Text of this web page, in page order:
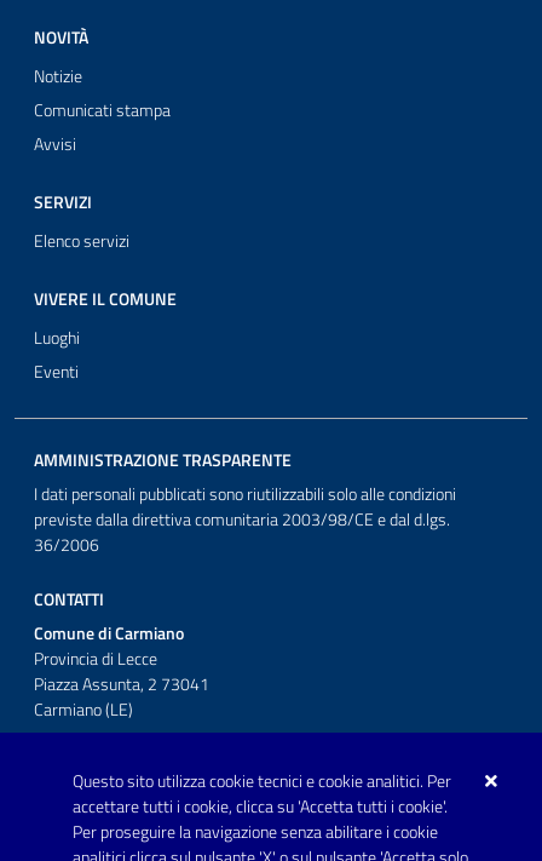
Questo sito utilizza cookie tecnici e cookie analitici. Per
accettare tutti i cookie, clicca su 'Accetta tutti i cookie'.
Per proseguire la navigazione senza abilitare i cookie
NOVITÀ
Notizie
Comunicati stampa
Avvisi
SERVIZI
Elenco servizi
VIVERE IL COMUNE
Luoghi
Eventi
AMMINISTRAZIONE TRASPARENTE
I dati personali pubblicati sono riutilizzabili solo alle condizioni
previste dalla direttiva comunitaria 2003/98/CE e dal d.lgs.
36/2006
CONTATTI
Comune di Carmiano
Provincia di Lecce
Piazza Assunta, 2 73041
Carmiano (LE)
Posta Elettronica Certificata:
protocollo.comunecarmiano@pec.rupar.puglia.it